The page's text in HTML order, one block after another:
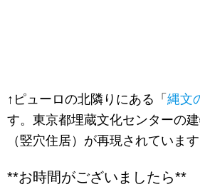
↑ピューロの北隣りにある「 縄文
す。東京都埋蔵文化センターの
（竪穴住居）が再現されていま
**お時間がございましたら**